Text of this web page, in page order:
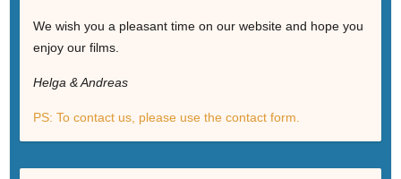
We wish you a pleasant time on our website and hope you
enjoy our films.
Helga & Andreas
PS: To contact us, please use the contact form.